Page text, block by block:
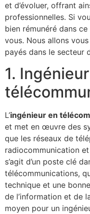
et d’évoluer, offrant
professionnelles. Si
bien rémunéré dans
vous. Nous allons
payés dans le secteur
1.
L’ingénieur en
et met en œuvre des
que les réseaux de
radiocommunication
s’agit d’un poste clé
télécommunications,
technique et une
de l’information et de
moyen pour un